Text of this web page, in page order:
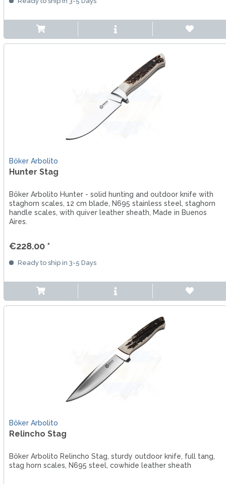
Böker Arbolito
Hunter Stag
Böker Arbolito Hunter - solid hunting and outdoor knife with
staghorn scales, 12 cm blade, N695 stainless steel, staghorn
handle scales, with quiver leather sheath, Made in Buenos
Aires.
€228.00 *
Ready to ship in 3-5 Days
Böker Arbolito
Relincho Stag
Böker Arbolito Relincho Stag, sturdy outdoor knife, full tang,
stag horn scales, N695 steel, cowhide leather sheath